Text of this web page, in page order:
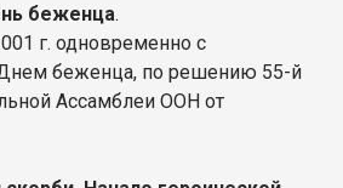
беженца.
г. одновременно с
беженца, по решению 55-й
Ассамблеи ООН от